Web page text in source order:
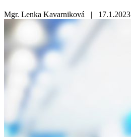
Mgr. Lenka Kavarniková | 17.1.2023